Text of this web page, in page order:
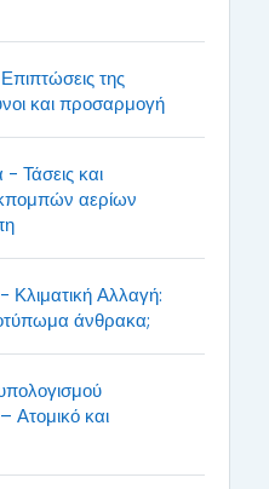
της
και προσαρμογήPage
Τάσεις και
αερίων
Page
Κλιματική Αλλαγή:
άνθρακα;Page
και